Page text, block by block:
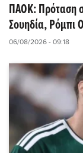
ΠΑΟΚ: Πρόταση
Σουηδία, Ρόμπι
06/08/2026 - 09:18